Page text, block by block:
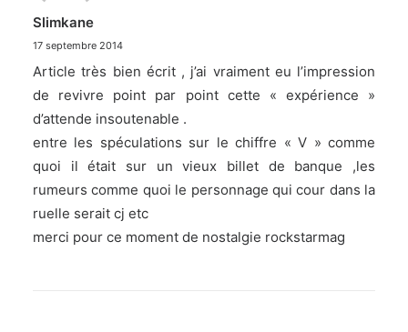
Slimkane
17 septembre 2014
Article très bien écrit , j’ai vraiment eu l’impression
de revivre point par point cette « expérience »
d’attende insoutenable .
entre les spéculations sur le chiffre « V » comme
quoi il était sur un vieux billet de banque ,les
rumeurs comme quoi le personnage qui cour dans la
ruelle serait cj etc
merci pour ce moment de nostalgie rockstarmag